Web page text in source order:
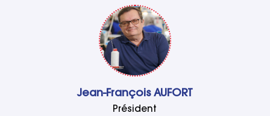
Jean-François AUFORT
Président